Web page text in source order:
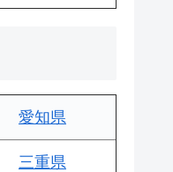
愛知県
三重県